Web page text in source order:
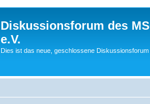
Diskussionsforum des
e.V.
Dies ist das neue, geschlossene